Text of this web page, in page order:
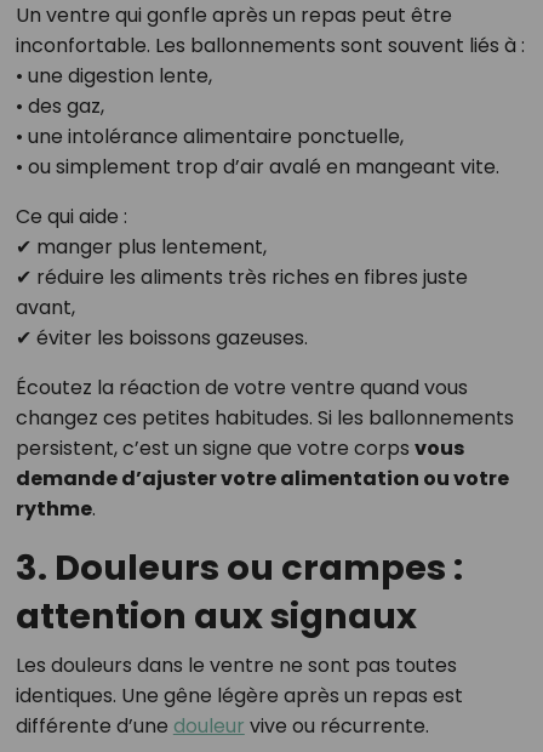
Un ventre qui gonfle après un repas peut être
inconfortable. Les ballonnements sont souvent liés à :
• une digestion lente,
• des gaz,
• une intolérance alimentaire ponctuelle,
• ou simplement trop d’air avalé en mangeant vite.
Ce qui aide :
✔ manger plus lentement,
✔ réduire les aliments très riches en fibres juste
avant,
✔ éviter les boissons gazeuses.
Écoutez la réaction de votre ventre quand vous
changez ces petites habitudes. Si les ballonnements
persistent, c’est un signe que votre corps vous
demande d’ajuster votre alimentation ou votre
rythme.
3. Douleurs ou crampes :
attention aux signaux
Les douleurs dans le ventre ne sont pas toutes
identiques. Une gêne légère après un repas est
différente d’une douleur vive ou récurrente.